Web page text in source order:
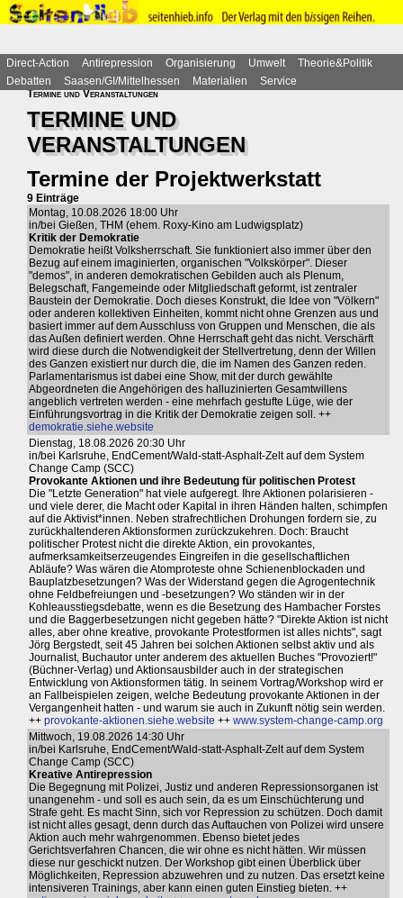
Direct-Action Antirepression Organisierung Umwelt
Theorie&Politik
Debatten
Saasen/GI/Mittelhessen Materialien
Service
Termine und Veranstaltungen
TERMINE UND
VERANSTALTUNGEN
Termine der Projektwerkstatt
9 Einträge
Montag, 10.08.2026 18:00 Uhr
in/bei Gießen, THM (ehem. Roxy-Kino am Ludwigsplatz)
Kritik der Demokratie
Demokratie heißt Volksherrschaft. Sie funktioniert also immer über den
Bezug auf einem imaginierten, organischen "Volkskörper". Dieser
"demos", in anderen demokratischen Gebilden auch als Plenum,
Belegschaft, Fangemeinde oder Mitgliedschaft geformt, ist zentraler
Baustein der Demokratie. Doch dieses Konstrukt, die Idee von "Völkern"
oder anderen kollektiven Einheiten, kommt nicht ohne Grenzen aus und
basiert immer auf dem Ausschluss von Gruppen und Menschen, die als
das Außen definiert werden. Ohne Herrschaft geht das nicht. Verschärft
wird diese durch die Notwendigkeit der Stellvertretung, denn der Willen
des Ganzen existiert nur durch die, die im Namen des Ganzen reden.
Parlamentarismus ist dabei eine Show, mit der durch gewählte
Abgeordneten die Angehörigen des halluzinierten Gesamtwillens
angeblich vertreten werden - eine mehrfach gestufte Lüge, wie der
Einführungsvortrag in die Kritik der Demokratie zeigen soll. ++
demokratie.siehe.website
Dienstag, 18.08.2026 20:30 Uhr
in/bei Karlsruhe, EndCement/Wald-statt-Asphalt-Zelt auf dem System
Change Camp (SCC)
Provokante Aktionen und ihre Bedeutung für politischen Protest
Die "Letzte Generation" hat viele aufgeregt. Ihre Aktionen polarisieren -
und viele derer, die Macht oder Kapital in ihren Händen halten, schimpfen
auf die Aktivist*innen. Neben strafrechtlichen Drohungen fordern sie, zu
zurückhaltenderen Aktionsformen zurückzukehren. Doch: Braucht
politischer Protest nicht die direkte Aktion, ein provokantes,
aufmerksamkeitserzeugendes Eingreifen in die gesellschaftlichen
Abläufe? Was wären die Atomproteste ohne Schienenblockaden und
Bauplatzbesetzungen? Was der Widerstand gegen die Agrogentechnik
ohne Feldbefreiungen und -besetzungen? Wo ständen wir in der
Kohleausstiegsdebatte, wenn es die Besetzung des Hambacher Forstes
und die Baggerbesetzungen nicht gegeben hätte? "Direkte Aktion ist nicht
alles, aber ohne kreative, provokante Protestformen ist alles nichts", sagt
Jörg Bergstedt, seit 45 Jahren bei solchen Aktionen selbst aktiv und als
Journalist, Buchautor unter anderem des aktuellen Buches "Provoziert!"
(Büchner-Verlag) und Aktionsausbilder auch in der strategischen
Entwicklung von Aktionsformen tätig. In seinem Vortrag/Workshop wird er
an Fallbeispielen zeigen, welche Bedeutung provokante Aktionen in der
Vergangenheit hatten - und warum sie auch in Zukunft nötig sein werden.
++ provokante-aktionen.siehe.website ++ www.system-change-camp.org
Mittwoch, 19.08.2026 14:30 Uhr
in/bei Karlsruhe, EndCement/Wald-statt-Asphalt-Zelt auf dem System
Change Camp (SCC)
Kreative Antirepression
Die Begegnung mit Polizei, Justiz und anderen Repressionsorganen ist
unangenehm - und soll es auch sein, da es um Einschüchterung und
Strafe geht. Es macht Sinn, sich vor Repression zu schützen. Doch damit
ist nicht alles gesagt, denn durch das Auftauchen von Polizei wird unsere
Aktion auch mehr wahrgenommen. Ebenso bietet jedes
Gerichtsverfahren Chancen, die wir ohne es nicht hätten. Wir müssen
diese nur geschickt nutzen. Der Workshop gibt einen Überblick über
Möglichkeiten, Repression abzuwehren und zu nutzen. Das ersetzt keine
intensiveren Trainings, aber kann einen guten Einstieg bieten. ++